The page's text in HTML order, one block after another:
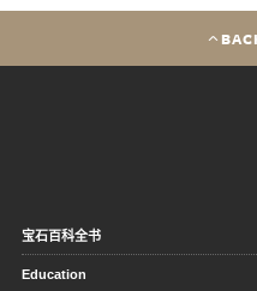
宝石百科全书
Education